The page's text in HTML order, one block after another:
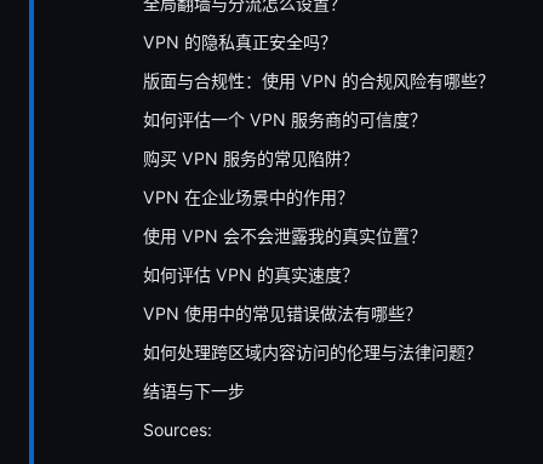
VPN 的隐私真正安全吗？
版面与合规性：使用 VPN 的合规风险有哪些？
如何评估一个 VPN 服务商的可信度？
购买 VPN 服务的常见陷阱？
VPN 在企业场景中的作用？
使用 VPN 会不会泄露我的真实位置？
如何评估 VPN 的真实速度？
VPN 使用中的常见错误做法有哪些？
如何处理跨区域内容访问的伦理与法律问题？
结语与下一步
Sources: